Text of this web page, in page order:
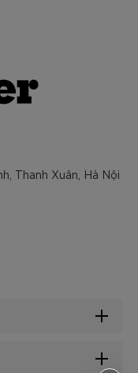
Thanh Xuân, Hà Nội